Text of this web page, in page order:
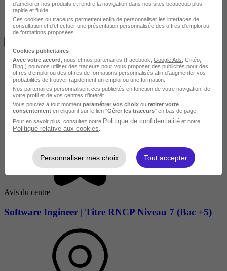
Avis du centre
Avis du centre
Software Ingineer | Titre RNCP Niveau 7 (Bac +5)
d'améliorer nos produits et rendre la navigation dans nos sites beaucoup plus
rapide et fluide.
Ces cookies ou traceurs permettent enfin de personnaliser les interfaces de
consultation et d'effectuer une présentation personnalisée des offres d'emploi ou
de formations proposées.
Cookies publicitaires
Avec votre accord , nous et nos partenaires (Facebook, Google Ads , Critéo,
Bing,) pouvons utiliser des traceurs pour vous proposer des publicités pour des
offres d’emploi ou des offres de formations personnalisés afin d’augmenter vos
probabilités de trouver rapidement un emploi ou une formation.
Nos partenaires personnalisent ces publicités en fonction de votre navigation, de
votre profil et de vos centres d’intérêt.
Vous pouvez à tout moment paramétrer vos choix ou retirer votre
consentement en cliquant sur le lien "Gérer les traceurs" en bas de page.
Pour en savoir plus, consultez notre Politique de confidentialité et notre
Politique relative aux cookies
Personnaliser mes choix Tout accepter